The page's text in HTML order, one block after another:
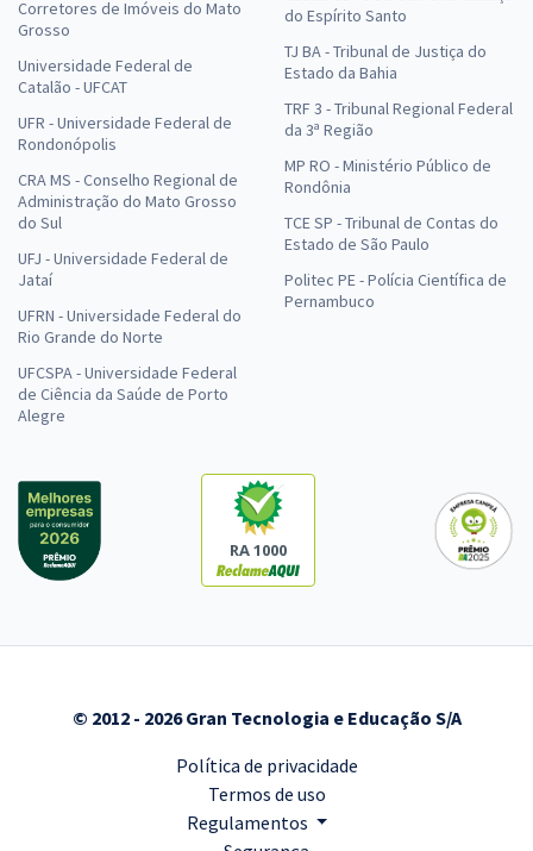
Corretores de Imóveis do Mato
Grosso
Universidade Federal de
Catalão - UFCAT
UFR - Universidade Federal de
Rondonópolis
CRA MS - Conselho Regional de
Administração do Mato Grosso
do Sul
UFJ - Universidade Federal de
Jataí
UFRN - Universidade Federal do
Rio Grande do Norte
UFCSPA - Universidade Federal
de Ciência da Saúde de Porto
Alegre
do Espírito Santo
TJ BA - Tribunal de Justiça do
Estado da Bahia
TRF 3 - Tribunal Regional Federal
da 3ª Região
MP RO - Ministério Público de
Rondônia
TCE SP - Tribunal de Contas do
Estado de São Paulo
Politec PE - Polícia Científica de
Pernambuco
RA 1000
© 2012 - 2026 Gran Tecnologia e Educação S/A
Política de privacidade
Termos de uso
Regulamentos